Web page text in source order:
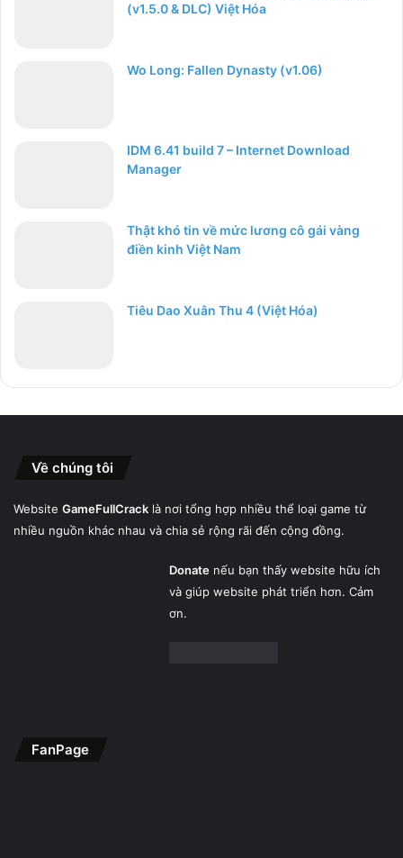
(v1.5.0 & DLC) Việt Hóa
Wo Long: Fallen Dynasty (v1.06)
IDM 6.41 build 7 – Internet Download
Manager
Thật khó tin về mức lương cô gái vàng
điền kinh Việt Nam
Tiêu Dao Xuân Thu 4 (Việt Hóa)
Về chúng tôi
Website GameFullCrack là nơi tổng hợp nhiều thể loại game từ
nhiều nguồn khác nhau và chia sẻ rộng rãi đến cộng đồng.
Donatenếu bạn thấy website hữu ích
và giúp website phát triển hơn. Cảm
ơn.
FanPage